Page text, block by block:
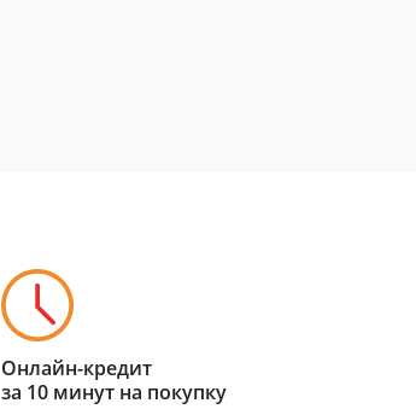
Онлайн-кредит
за 10 минут на покупку